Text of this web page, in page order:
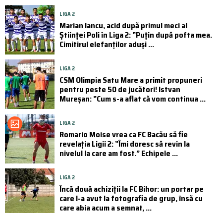
LIGA 2
Marian Iancu, acid după primul meci al
Științei Poli în Liga 2: ”Puțin după pofta mea.
Cimitirul elefanților aduși ...
LIGA 2
CSM Olimpia Satu Mare a primit propuneri
pentru peste 50 de jucători! Istvan
Mureșan: ”Cum s-a aflat că vom continua ...
LIGA 2
Romario Moise vrea ca FC Bacău să fie
revelația Ligii 2: ”Îmi doresc să revin la
nivelul la care am fost.” Echipele ...
LIGA 2
Încă două achiziții la FC Bihor: un portar pe
care l-a avut la fotografia de grup, însă cu
care abia acum a semnat, ...